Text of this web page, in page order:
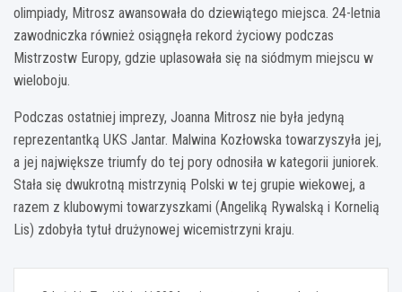
olimpiady, Mitrosz awansowała do dziewiątego miejsca. 24-letnia
zawodniczka również osiągnęła rekord życiowy podczas
Mistrzostw Europy, gdzie uplasowała się na siódmym miejscu w
wieloboju.
Podczas ostatniej imprezy, Joanna Mitrosz nie była jedyną
reprezentantką UKS Jantar. Malwina Kozłowska towarzyszyła jej,
a jej największe triumfy do tej pory odnosiła w kategorii juniorek.
Stała się dwukrotną mistrzynią Polski w tej grupie wiekowej, a
razem z klubowymi towarzyszkami (Angeliką Rywalską i Kornelią
Lis) zdobyła tytuł drużynowej wicemistrzyni kraju.